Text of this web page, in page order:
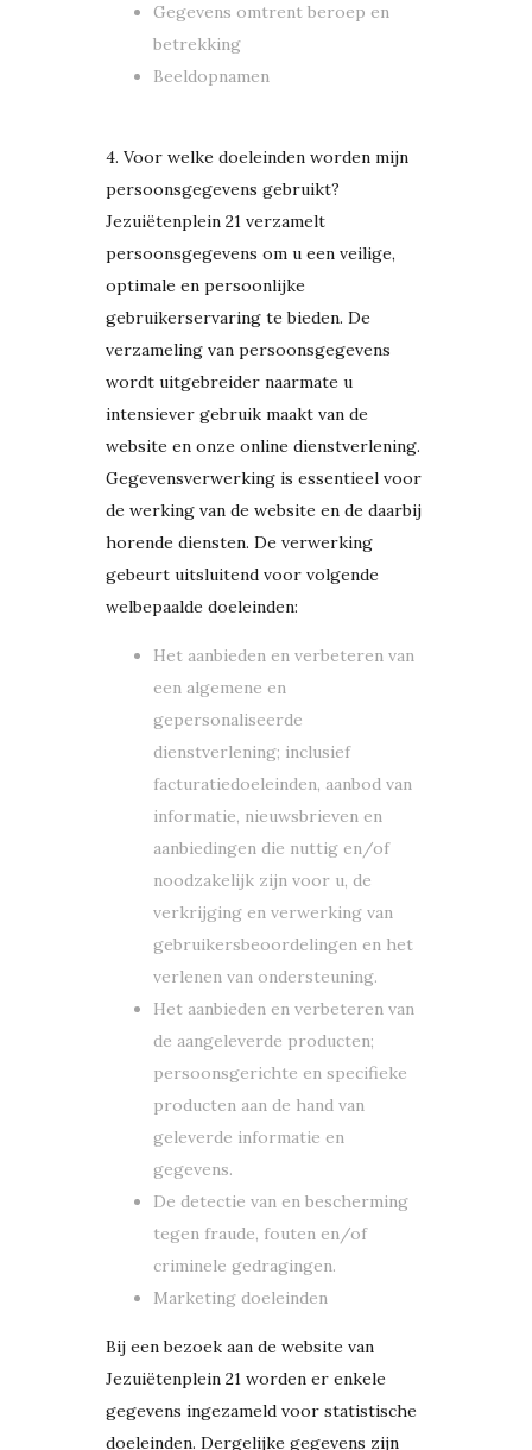
Gegevens omtrent beroep en
betrekking
Beeldopnamen
4. Voor welke doeleinden worden mijn
persoonsgegevens gebruikt?
Jezuiëtenplein 21 verzamelt
persoonsgegevens om u een veilige,
optimale en persoonlijke
gebruikerservaring te bieden. De
verzameling van persoonsgegevens
wordt uitgebreider naarmate u
intensiever gebruik maakt van de
website en onze online dienstverlening.
Gegevensverwerking is essentieel voor
de werking van de website en de daarbij
horende diensten. De verwerking
gebeurt uitsluitend voor volgende
welbepaalde doeleinden:
Het aanbieden en verbeteren van
een algemene en
gepersonaliseerde
dienstverlening; inclusief
facturatiedoeleinden, aanbod van
informatie, nieuwsbrieven en
aanbiedingen die nuttig en/of
noodzakelijk zijn voor u, de
verkrijging en verwerking van
gebruikersbeoordelingen en het
verlenen van ondersteuning.
Het aanbieden en verbeteren van
de aangeleverde producten;
persoonsgerichte en specifieke
producten aan de hand van
geleverde informatie en
gegevens.
De detectie van en bescherming
tegen fraude, fouten en/of
criminele gedragingen.
Marketing doeleinden
Bij een bezoek aan de website van
Jezuiëtenplein 21 worden er enkele
gegevens ingezameld voor statistische
doeleinden. Dergelijke gegevens zijn